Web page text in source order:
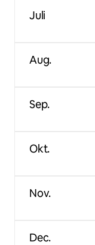
Juli
Aug.
Sep.
Okt.
Nov.
Dec.